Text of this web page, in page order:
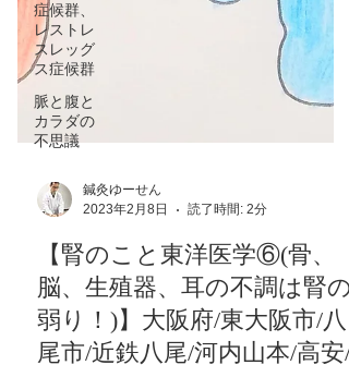
症候群、
レストレ
スレッグ
ス症候群
脈と腹と
カラダの
不思議
鍼灸ゆーせん
2023年2月8日
読了時間: 2分